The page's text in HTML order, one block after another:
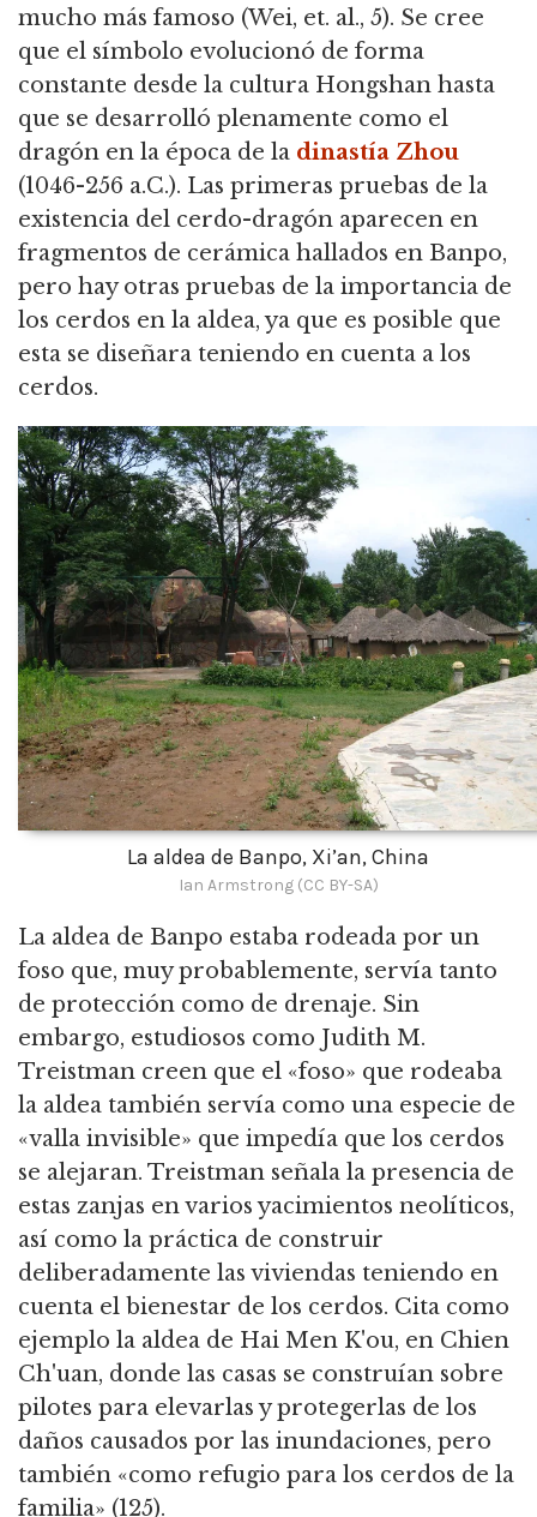
mucho más famoso (Wei, et. al., 5). Se cree
que el símbolo evolucionó de forma
constante desde la cultura Hongshan hasta
que se desarrolló plenamente como el
dragón en la época de la dinastía Zhou
(1046-256 a.C.). Las primeras pruebas de la
existencia del cerdo-dragón aparecen en
fragmentos de cerámica hallados en Banpo,
pero hay otras pruebas de la importancia de
los cerdos en la aldea, ya que es posible que
esta se diseñara teniendo en cuenta a los
cerdos.
La aldea de Banpo, Xi’an, China
Ian Armstrong (CC BY-SA)
La aldea de Banpo estaba rodeada por un
foso que, muy probablemente, servía tanto
de protección como de drenaje. Sin
embargo, estudiosos como Judith M.
Treistman creen que el «foso» que rodeaba
la aldea también servía como una especie de
«valla invisible» que impedía que los cerdos
se alejaran. Treistman señala la presencia de
estas zanjas en varios yacimientos neolíticos,
así como la práctica de construir
deliberadamente las viviendas teniendo en
cuenta el bienestar de los cerdos. Cita como
ejemplo la aldea de Hai Men K'ou, en Chien
Ch'uan, donde las casas se construían sobre
pilotes para elevarlas y protegerlas de los
daños causados por las inundaciones, pero
también «como refugio para los cerdos de la
familia» (125).